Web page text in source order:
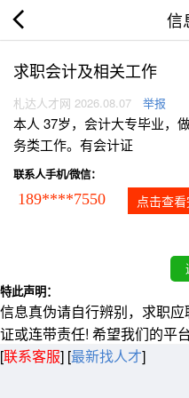
信
求职会计及相关工作
札达人才网 2026.08.07 举报
本人 37岁，会计大专毕业，
务类工作。有会计证
联系人手机/微信：
189****7550 点击查
特此声明：
信息真伪请自行辨别，求职
证或连带责任! 希望我们的平
[联系客服] [最新找人才]